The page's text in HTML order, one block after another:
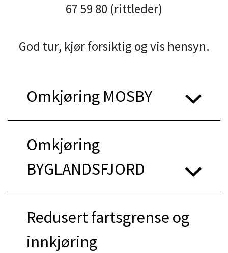
67 59 80 (rittleder)
God tur, kjør forsiktig og vis hensyn.
Omkjøring MOSBY
Omkjøring
BYGLANDSFJORD
Redusert fartsgrense og
innkjøring